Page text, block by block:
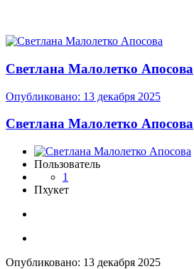
Светлана Малолетко Апосова
Опубликовано: 13 декабря 2025
Светлана Малолетко Апосова
Пользователь
1
Пхукет
Опубликовано: 13 декабря 2025